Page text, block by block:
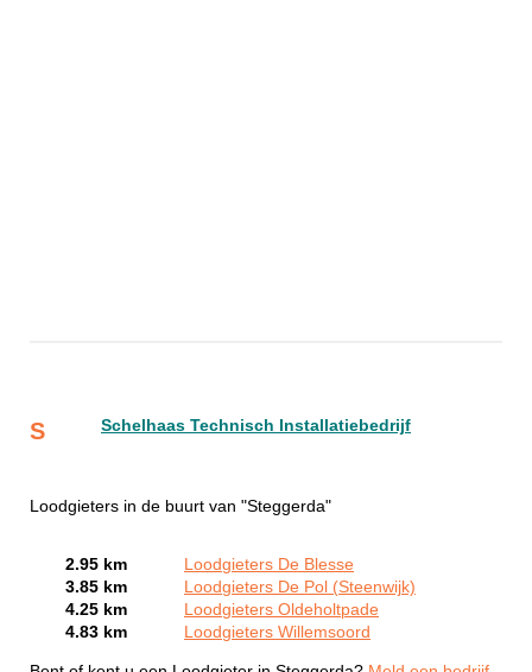
S Schelhaas Technisch Installatiebedrijf
Loodgieters in de buurt van "Steggerda"
2.95 km
Loodgieters De Blesse
3.85 km
Loodgieters De Pol (Steenwijk)
4.25 km
Loodgieters Oldeholtpade
4.83 km
Loodgieters Willemsoord